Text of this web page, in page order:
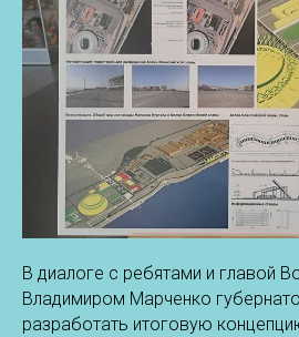
В диалоге с ребятами и главой
Владимиром Марченко
разработать итоговую